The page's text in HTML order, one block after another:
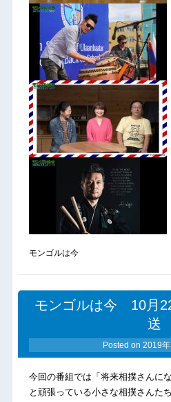
モンゴルは今
モンゴルは今 10月
送
Posted on 2019
今回の番組では「将来相撲さんに
と頑張っている小さな相撲さんた